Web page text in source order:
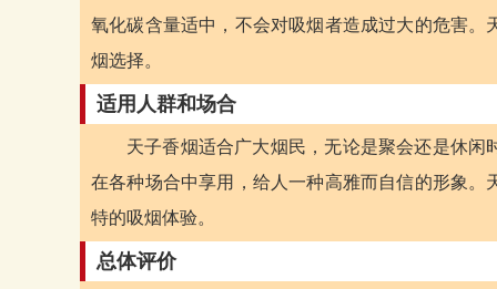
氧化碳含量适中，不会对吸烟者造成过大的危害
烟选择。
适用人群和场合
天子香烟适合广大烟民，无论是聚会还是休
在各种场合中享用，给人一种高雅而自信的形象
特的吸烟体验。
总体评价